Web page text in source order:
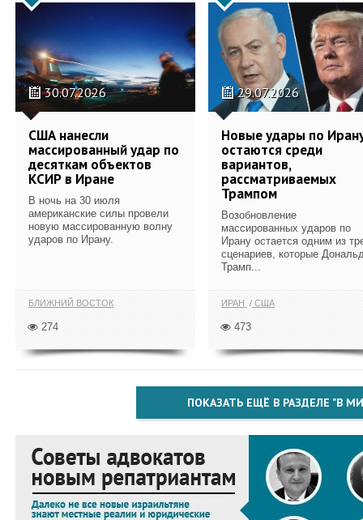
30.07.2026
США нанесли
массированный удар по
десяткам объектов
КСИР в Иране
В ночь на 30 июля
американские силы провели
новую массированную волну
ударов по Ирану.
БЛИЖНИЙ ВОСТОК
274
29.07.2026
Новые удары по
остаются среди
вариантов,
рассматриваемых
Трампом
Возобновление
массированных ударов по
Ирану остается одним из
сценариев, которые
Трамп...
ИРАН США
473
ПОКАЗАТЬ ЕЩЁ В РАЗДЕЛЕ "В